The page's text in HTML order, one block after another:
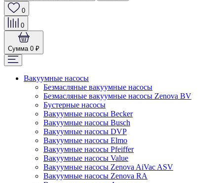
0
0
Сумма 0 ₽
Вакуумные насосы
Безмасляные вакуумные насосы
Безмасляные вакуумные насосы Zenova BV
Бустерные насосы
Вакуумные насосы Becker
Вакуумные насосы Busch
Вакуумные насосы DVP
Вакуумные насосы Elmo
Вакуумные насосы Pfeiffer
Вакуумные насосы Value
Вакуумные насосы Zenova AiVac ASV
Вакуумные насосы Zenova RA